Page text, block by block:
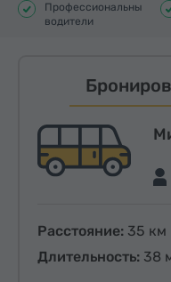
Профессиональные
водители
Расстояние: 35 км
Длительность: 38